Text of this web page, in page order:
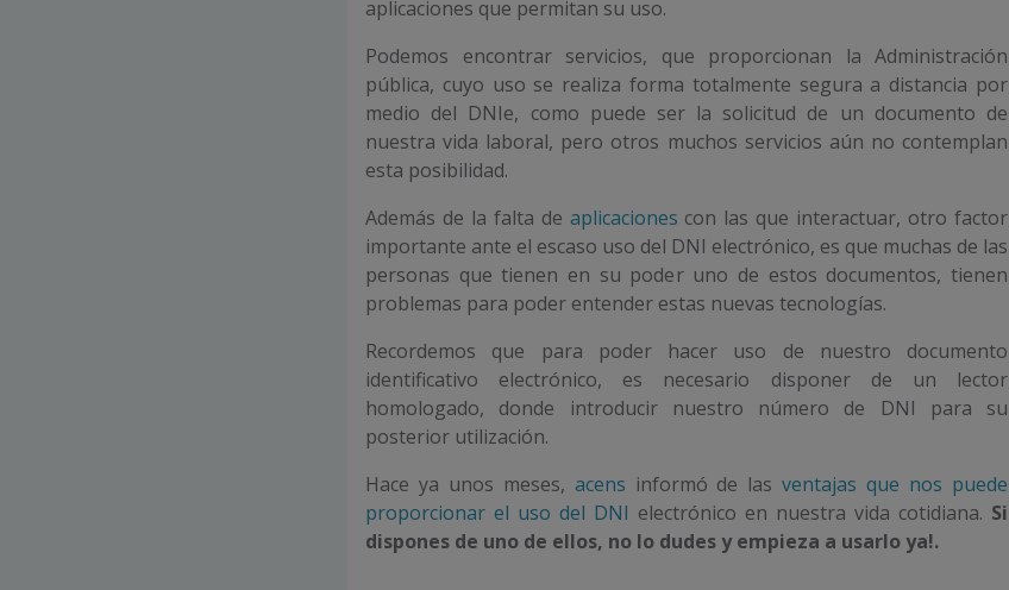
aplicaciones que permitan su uso.
Podemos encontrar servicios, que proporcionan la Administración
pública, cuyo uso se realiza forma totalmente segura a distancia por
medio del DNIe, como puede ser la solicitud de un documento de
nuestra vida laboral, pero otros muchos servicios aún no contemplan
esta posibilidad.
Además de la falta de aplicaciones con las que interactuar, otro factor
importante ante el escaso uso del DNI electrónico, es que muchas de las
personas que tienen en su poder uno de estos documentos, tienen
problemas para poder entender estas nuevas tecnologías.
Recordemos que para poder hacer uso de nuestro documento
identificativo electrónico, es necesario disponer de un lector
homologado, donde introducir nuestro número de DNI para su
posterior utilización.
Hace ya unos meses, acens informó de lasventajas que nos puede
proporcionar el uso del DNI electrónico en nuestra vida cotidiana. Si
dispones de uno de ellos, no lo dudes y empieza a usarlo ya!.